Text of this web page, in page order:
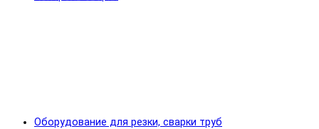
Оборудование для резки, сварки труб